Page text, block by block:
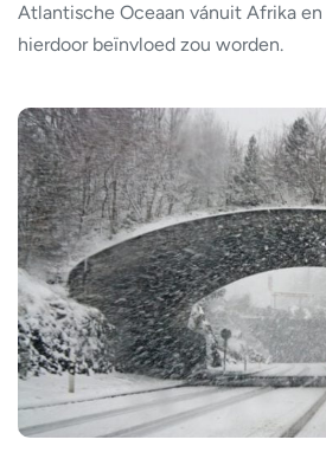
Atlantische Oceaan vánuit Afrika
hierdoor beïnvloed zou worden.